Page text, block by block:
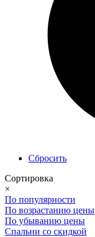
Сбросить
Сортировка
×
По популярности
По возрастанию цены
По убыванию цены
Спальни со скидкой